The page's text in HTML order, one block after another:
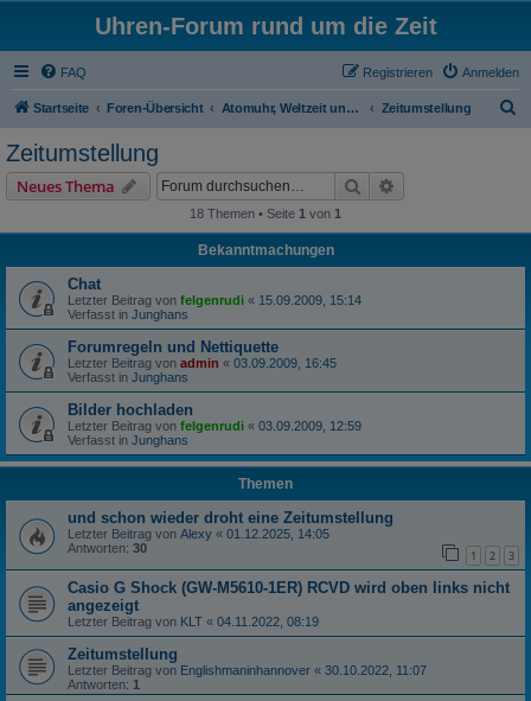
Uhren-Forum rund um die Zeit
FAQ Anmelden
Registrieren
Startseite Foren-Übersicht Atomuhr, Weltzeit und Zeitumstellung Zeitumstellung
Zeitumstellung
Neues Thema Suche
18 Themen • Seite 1 von 1
Bekanntmachungen
Chat
Letzter Beitrag von felgenrudi « 15.09.2009, 15:14
Verfasst in Junghans
Forumregeln und Nettiquette
Letzter Beitrag von admin « 03.09.2009, 16:45
Verfasst in Junghans
Bilder hochladen
Letzter Beitrag von felgenrudi « 03.09.2009, 12:59
Verfasst in Junghans
Themen
und schon wieder droht eine Zeitumstellung
Letzter Beitrag von Alexy « 01.12.2025, 14:05
Antworten: 30 1 2 3
Casio G Shock (GW-M5610-1ER) RCVD wird oben links nicht
angezeigt
Letzter Beitrag von KLT « 04.11.2022, 08:19
Zeitumstellung
Letzter Beitrag von Englishmaninhannover « 30.10.2022, 11:07
Antworten: 1